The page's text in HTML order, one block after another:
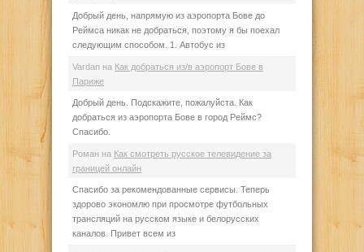
Добрый день, напрямую из аэропорта Бове до
Реймса никак не добраться, поэтому я бы поехал
следующим способом. 1. Автобус из
Vardan на Как добраться из/в аэропорт Бове в
Париже
Добрый день. Подскажите, пожалуйста. Как
добраться из аэропорта Бове в город Реймс?
Спасибо.
Роман на Как смотреть русское телевидение за
границей онлайн
Спасибо за рекомендованные сервисы. Теперь
здорово экономлю при просмотре футбольных
трансляций на русском языке и белорусских
каналов. Привет всем из